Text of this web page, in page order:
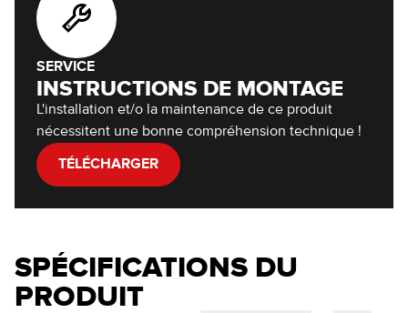
SERVICE
INSTRUCTIONS DE MONTAGE
L'installation et/o la maintenance de ce produit
nécessitent une bonne compréhension technique !
TÉLÉCHARGER
SPÉCIFICATIONS DU
PRODUIT